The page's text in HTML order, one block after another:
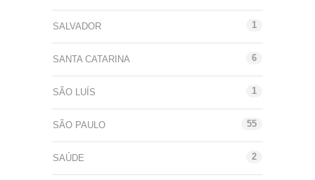
SALVADOR 1
SANTA CATARINA 6
SÃO LUÍS 1
SÃO PAULO 55
SAÚDE 2